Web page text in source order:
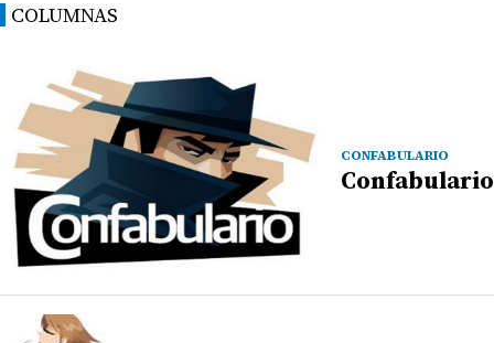
COLUMNAS
CONFABULARIO
Confabulario